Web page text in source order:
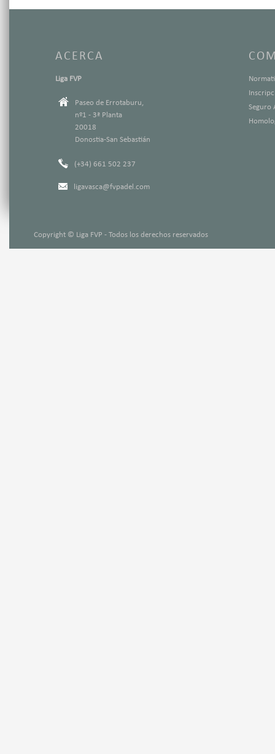
ACERCA
Liga FVP
Paseo de Errotaburu,
nº1 - 3ª Planta
20018
Donostia-San Sebastián
(+34) 661 502 237
ligavasca@fvpadel.com
Seguro
Copyright © Liga FVP - Todos los derechos reservados